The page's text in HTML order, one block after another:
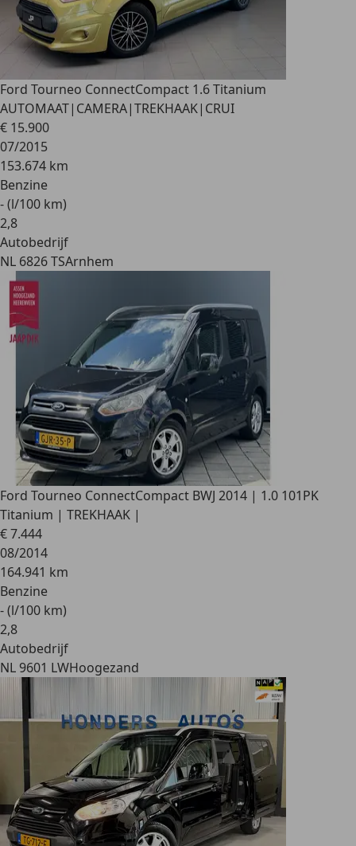
Ford Tourneo ConnectCompact 1.6 Titanium
AUTOMAAT|CAMERA|TREKHAAK|CRUI
€ 15.900
07/2015
153.674 km
Benzine
- (l/100 km)
2,8
Autobedrijf
NL 6826 TSArnhem
Ford Tourneo ConnectCompact BWJ 2014 | 1.0 101PK
Titanium | TREKHAAK |
€ 7.444
08/2014
164.941 km
Benzine
- (l/100 km)
2,8
Autobedrijf
NL 9601 LWHoogezand